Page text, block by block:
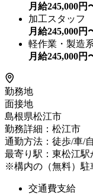
月給245,000円
加工スタッフ
月給245,000円
軽作業・製造
月給245,000円
勤務地
面接地
島根県松江市
勤務詳細：松江市
通勤方法：徒歩/車/
最寄り駅：東松江駅
※構内の（無料）駐
交通費支給